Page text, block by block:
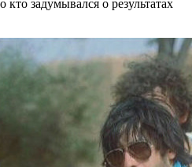
задумывался о результатах